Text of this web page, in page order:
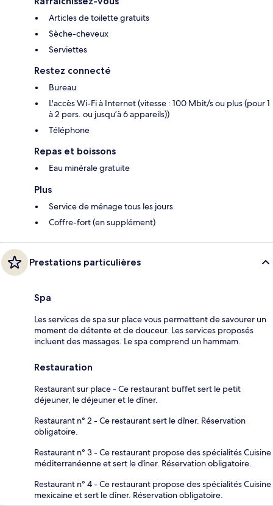
Articles de toilette gratuits
Sèche-cheveux
Serviettes
Restez connecté
Bureau
L'accès Wi-Fi à Internet (vitesse : 100 Mbit/s ou plus (pour 1
à 2 pers. ou jusqu’à 6 appareils))
Téléphone
Repas et boissons
Eau minérale gratuite
Plus
Service de ménage tous les jours
Coffre-fort (en supplément)
Prestations particulières
Spa
Les services de spa sur place vous permettent de savourer un
moment de détente et de douceur. Les services proposés
incluent des massages. Le spa comprend un hammam.
Restauration
Restaurant sur place - Ce restaurant buffet sert le petit
déjeuner, le déjeuner et le dîner.
Restaurant n° 2 - Ce restaurant sert le dîner. Réservation
obligatoire.
Restaurant n° 3 - Ce restaurant propose des spécialités Cuisine
méditerranéenne et sert le dîner. Réservation obligatoire.
Restaurant n° 4 - Ce restaurant propose des spécialités Cuisine
mexicaine et sert le dîner. Réservation obligatoire.